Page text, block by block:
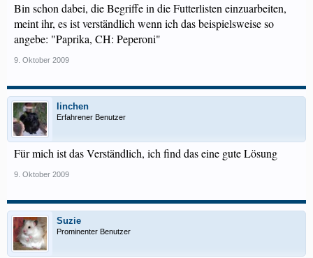
Bin schon dabei, die Begriffe in die Futterlisten einzuarbeiten,
meint ihr, es ist verständlich wenn ich das beispielsweise so
angebe: "Paprika, CH: Peperoni"
9. Oktober 2009
linchen
Erfahrener Benutzer
Für mich ist das Verständlich, ich find das eine gute Lösung
9. Oktober 2009
Suzie
Prominenter Benutzer